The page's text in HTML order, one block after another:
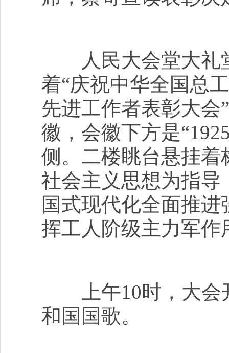
人民大会堂大礼
着“庆祝中华全国总
先进工作者表彰大会
徽，会徽下方是
侧。二楼眺台悬挂着
社会主义思想为指
国式现代化全面推
挥工人阶级主力军作
上午10时，大会
和国国歌。